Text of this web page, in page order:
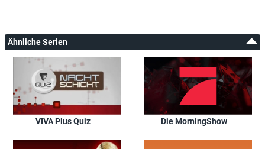
Ähnliche Serien
VIVA Plus Quiz Die MorningShow